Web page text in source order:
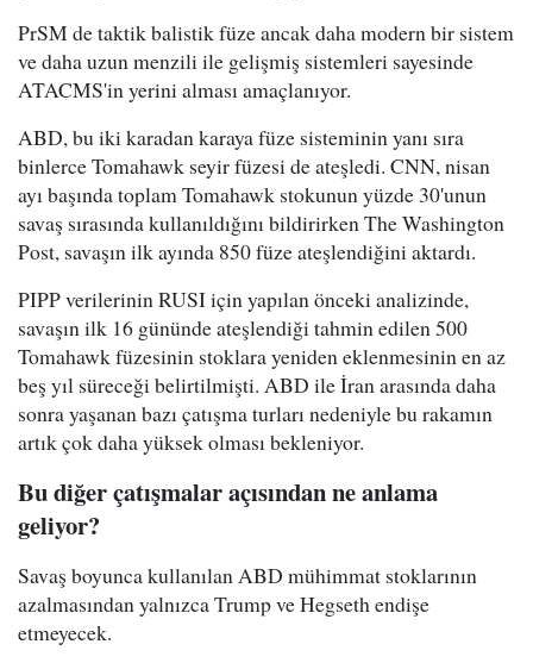
PrSM de taktik balistik füze ancak daha modern bir sistem
ve daha uzun menzili ile gelişmiş sistemleri sayesinde
ATACMS'in yerini alması amaçlanıyor.
ABD, bu iki karadan karaya füze sisteminin yanı sıra
binlerce Tomahawk seyir füzesi de ateşledi. CNN, nisan
ayı başında toplam Tomahawk stokunun yüzde 30'unun
savaş sırasında kullanıldığını bildirirken The Washington
Post, savaşın ilk ayında 850 füze ateşlendiğini aktardı.
PIPP verilerinin RUSI için yapılan önceki analizinde,
savaşın ilk 16 gününde ateşlendiği tahmin edilen 500
Tomahawk füzesinin stoklara yeniden eklenmesinin en az
beş yıl süreceği belirtilmişti. ABD ile İran arasında daha
sonra yaşanan bazı çatışma turları nedeniyle bu rakamın
artık çok daha yüksek olması bekleniyor.
Bu diğer çatışmalar açısından ne anlama
geliyor?
Savaş boyunca kullanılan ABD mühimmat stoklarının
azalmasından yalnızca Trump ve Hegseth endişe
etmeyecek.